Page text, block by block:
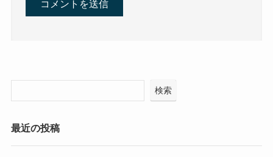
検索
最近の投稿